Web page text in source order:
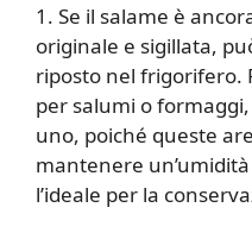
1. Se il salame è
originale e sigillata,
riposto nel frigorifero.
per salumi o
uno, poiché queste
mantenere
l’ideale per la